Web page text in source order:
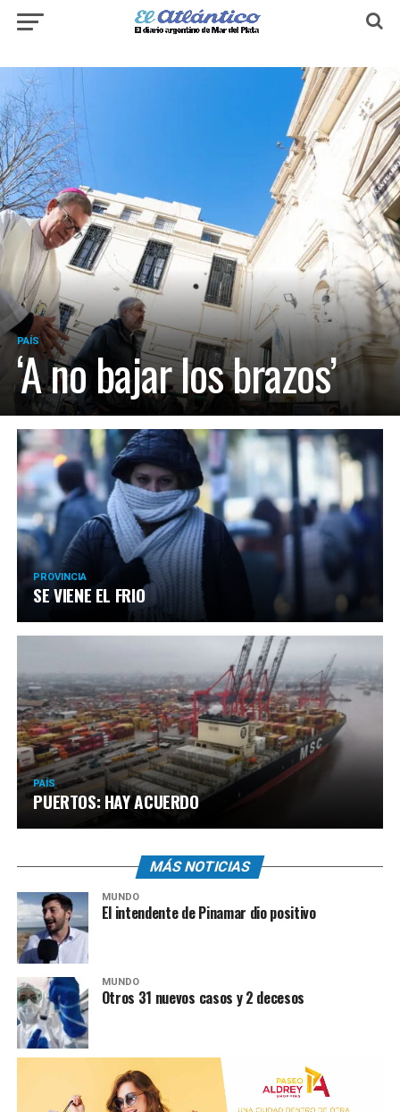
PAÍS
‘A no bajar los brazos’
PROVINCIA
SE VIENE EL FRIO
PAÍS
PUERTOS: HAY ACUERDO
MÁS NOTICIAS
MUNDO
El intendente de Pinamar dio positivo
MUNDO
Otros 31 nuevos casos y 2 decesos